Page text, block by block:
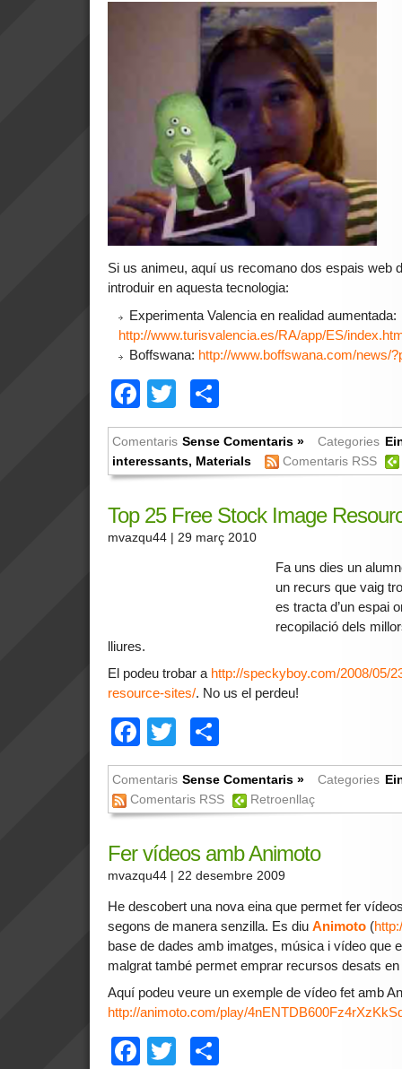
Si us animeu, aquí us recomano dos espais web
introduir en aquesta tecnologia:
Experimenta Valencia en realidad aumentada:
http://www.turisvalencia.es/RA/app/ES/
Boffswana: http://www.boffswana.com/news/
Facebook
Twitter
Comentaris Sense Comentaris » Categories
interessants, Materials Comentaris RSS
Top 25 Free Stock Image
mvazqu44 | 29 març 2010
Fa uns dies un
un recurs que vaig
es tracta d’un espai
recopilació dels
lliures.
El podeu trobar a http://speckyboy.com/2008/05/
resource-sites/. No us el perdeu!
Facebook
Twitter
Comentaris Sense Comentaris » Categories
Comentaris RSS
Retroenllaç
Fer vídeos amb Animoto
mvazqu44 | 22 desembre 2009
He descobert una nova eina que permet fer
segons de manera senzilla. Es diu Animoto (
base de dades amb imatges, música i vídeo que
malgrat també permet emprar recursos desats en
Aquí podeu veure un exemple de vídeo fet amb
http://animoto.com/play/
Facebook
Twitter